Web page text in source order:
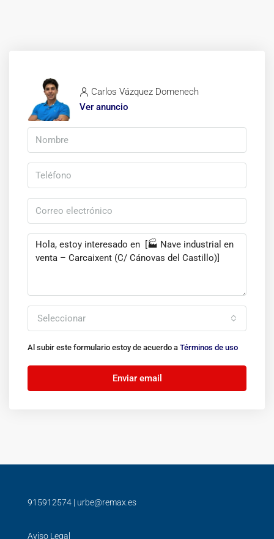
Carlos Vázquez Domenech
Ver anuncio
Seleccionar
Al subir este formulario estoy de acuerdo a Términos de uso
Enviar email
915912574 | urbe@remax.es
Aviso Legal